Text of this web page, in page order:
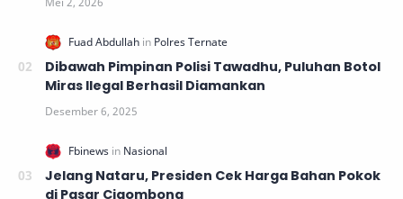
Dibawah Pimpinan Polisi Tawadhu, Puluhan Botol
Miras Ilegal Berhasil Diamankan
Jelang Nataru, Presiden Cek Harga Bahan Pokok
di Pasar Cigombong